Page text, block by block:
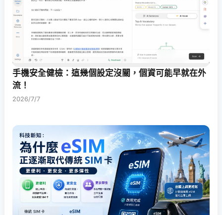
手機安全健檢：這幾個設定沒關，個資可能早就在外
流！
2026/7/7